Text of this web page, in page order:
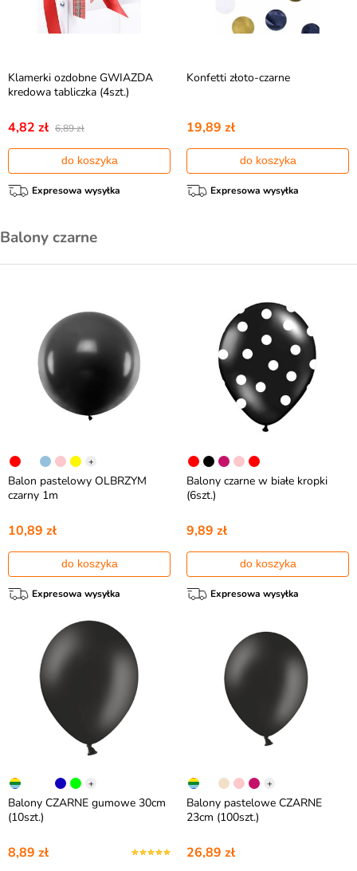
Klamerki ozdobne GWIAZDA
kredowa tabliczka (4szt.)
4,82 zł 6,89 zł
do koszyka
Expresowa wysyłka
Konfetti złoto-czarne
19,89 zł
do koszyka
Expresowa wysyłka
Balony czarne
+
Balon pastelowy OLBRZYM
czarny 1m
10,89 zł
do koszyka
Expresowa wysyłka
Balony czarne w białe kropki
(6szt.)
9,89 zł
do koszyka
Expresowa wysyłka
+
Balony CZARNE gumowe 30cm
(10szt.)
8,89 zł
+
Balony pastelowe CZARNE
23cm (100szt.)
26,89 zł